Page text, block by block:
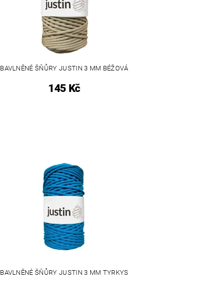
BAVLNĚNÉ ŠŇŮRY JUSTIN 3 MM BÉŽOVÁ
145 Kč
BAVLNĚNÉ ŠŇŮRY JUSTIN 3 MM TYRKYS